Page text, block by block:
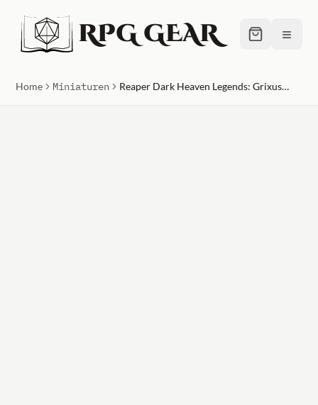
RPG GEAR ≡
Home Miniaturen Reaper Dark Heaven Legends: Grixus, Goblin Wizard